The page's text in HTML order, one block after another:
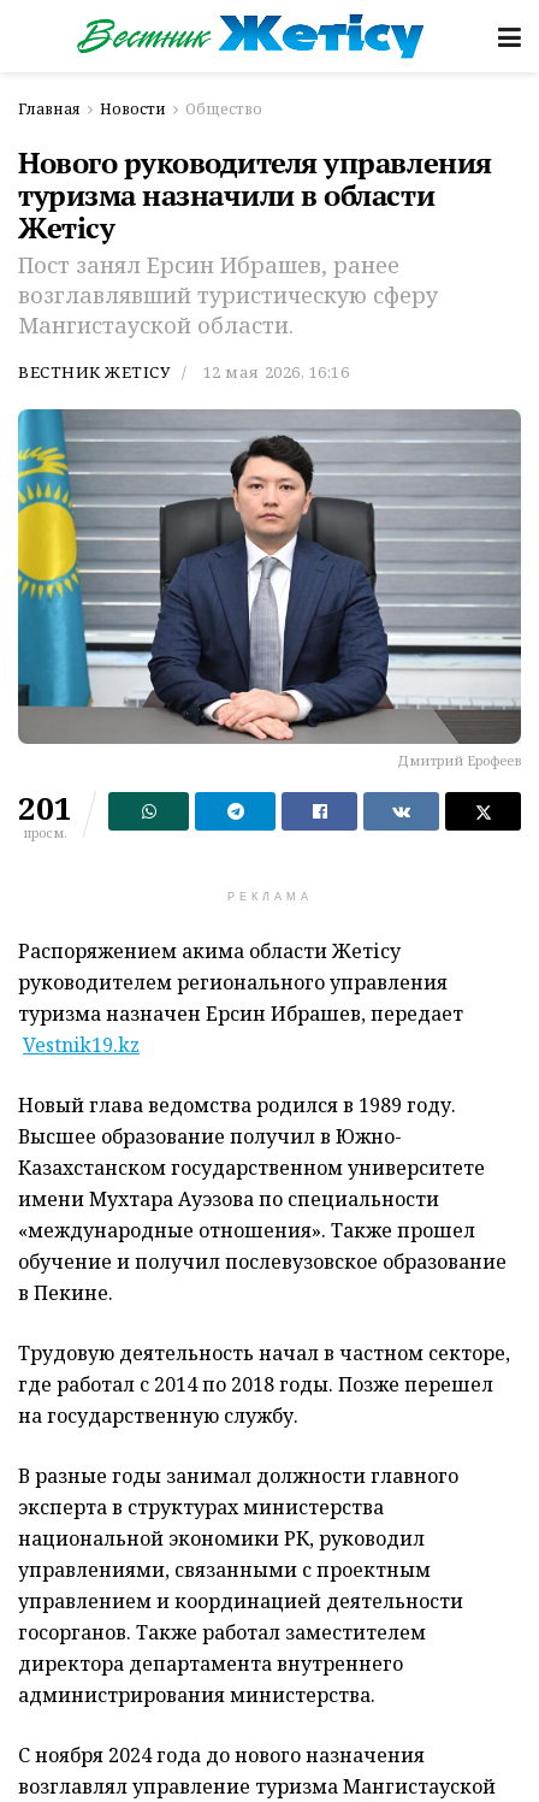
Главная Новости Общество
Нового руководителя управления
туризма назначили в области
Жетісу
Пост занял Ерсин Ибрашев, ранее
возглавлявший туристическую сферу
Мангистауской области.
ВЕСТНИК ЖЕТІСУ 12 мая 2026, 16:16
Дмитрий Ерофеев
201
просм.
РЕКЛАМА
Распоряжением акима области Жетісу
руководителем регионального управления
туризма назначен Ерсин Ибрашев, передает
Vestnik19.kz
Новый глава ведомства родился в 1989 году.
Высшее образование получил в Южно-
Казахстанском государственном университете
имени Мухтара Ауэзова по специальности
«международные отношения». Также прошел
обучение и получил послевузовское образование
в Пекине.
Трудовую деятельность начал в частном секторе,
где работал с 2014 по 2018 годы. Позже перешел
на государственную службу.
В разные годы занимал должности главного
эксперта в структурах министерства
национальной экономики РК, руководил
управлениями, связанными с проектным
управлением и координацией деятельности
госорганов. Также работал заместителем
директора департамента внутреннего
администрирования министерства.
С ноября 2024 года до нового назначения
возглавлял управление туризма Мангистауской